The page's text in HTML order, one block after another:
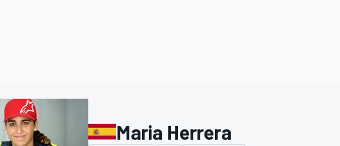
Maria Herrera